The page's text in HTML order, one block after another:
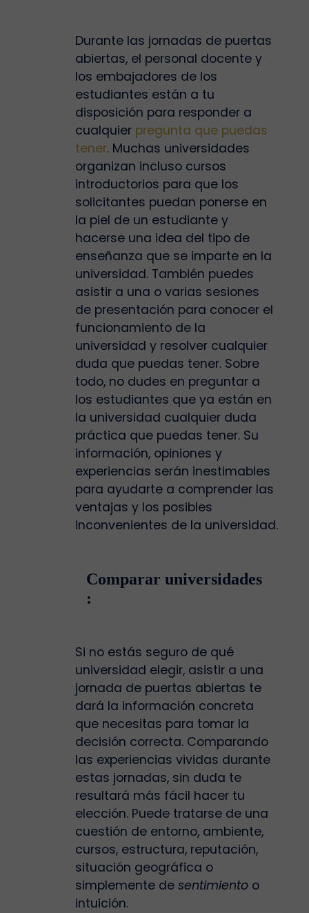
Durante las jornadas de puertas
abiertas, el personal docente y
los embajadores de los
estudiantes están a tu
disposición para responder a
cualquier pregunta que puedas
tener. Muchas universidades
organizan incluso cursos
introductorios para que los
solicitantes puedan ponerse en
la piel de un estudiante y
hacerse una idea del tipo de
enseñanza que se imparte en la
universidad. También puedes
asistir a una o varias sesiones
de presentación para conocer el
funcionamiento de la
universidad y resolver cualquier
duda que puedas tener. Sobre
todo, no dudes en preguntar a
los estudiantes que ya están en
la universidad cualquier duda
práctica que puedas tener. Su
información, opiniones y
experiencias serán inestimables
para ayudarte a comprender las
ventajas y los posibles
inconvenientes de la universidad.
Comparar universidades
:
Si no estás seguro de qué
universidad elegir, asistir a una
jornada de puertas abiertas te
dará la información concreta
que necesitas para tomar la
decisión correcta. Comparando
las experiencias vividas durante
estas jornadas, sin duda te
resultará más fácil hacer tu
elección. Puede tratarse de una
cuestión de entorno, ambiente,
cursos, estructura, reputación,
situación geográfica o
simplemente de sentimientoo
intuición.